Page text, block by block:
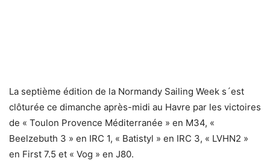
La septième édition de la Normandy Sailing Week s´est
clôturée ce dimanche après-midi au Havre par les victoires
de « Toulon Provence Méditerranée » en M34, «
Beelzebuth 3 » en IRC 1, « Batistyl » en IRC 3, « LVHN2 »
en First 7.5 et « Vog » en J80.